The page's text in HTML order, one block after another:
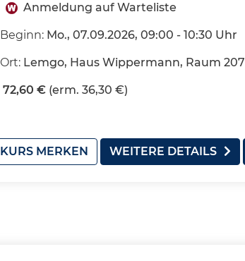
Anmeldung auf Warteliste
Beginn: Mo., 07.09.2026, 09:00 - 10:30 Uhr
Ort: Lemgo, Haus Wippermann, Raum 207
72,60 €(erm. 36,30 €)
KURS MERKEN WEITERE DETAILS